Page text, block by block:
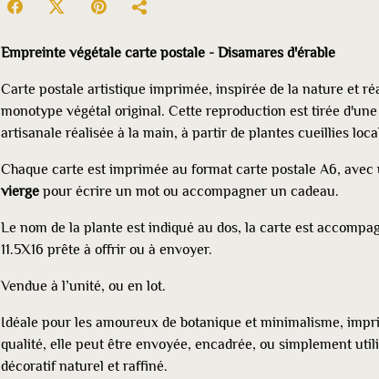
Empreinte végétale carte postale - Disamares d'érable
Carte postale artistique imprimée, inspirée de la nature et
monotype végétal original. Cette reproduction est tirée
artisanale réalisée à la main, à partir de plantes cueillies
Chaque carte est imprimée au format carte postale A6, avec
vierge pour écrire un mot ou accompagner un cadeau.
Le nom de la plante est indiqué au dos, la carte est
11.5X16 prête à offrir ou à envoyer.
Vendue à l’unité, ou en lot.
Idéale pour les amoureux de botanique et minimalisme,
qualité, elle peut être envoyée, encadrée, ou simplement
décoratif naturel et raffiné.